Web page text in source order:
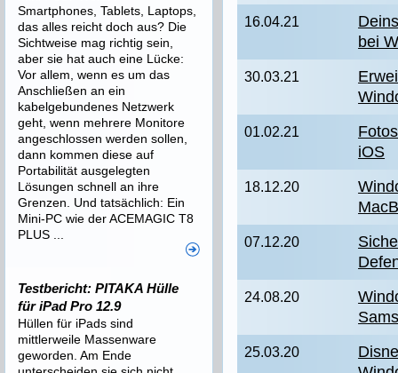
16.04.21
bei
30.03.21
01.02.21
iOS
18.12.20
07.12.20
24.08.20
25.03.20
Smartphones, Tablets, Laptops,
das alles reicht doch aus? Die
Sichtweise mag richtig sein,
aber sie hat auch eine Lücke:
Vor allem, wenn es um das
Anschließen an ein
kabelgebundenes Netzwerk
geht, wenn mehrere Monitore
angeschlossen werden sollen,
dann kommen diese auf
Portabilität ausgelegten
Lösungen schnell an ihre
Grenzen. Und tatsächlich: Ein
Mini-PC wie der ACEMAGIC T8
PLUS ...
Testbericht: PITAKA Hülle
für iPad Pro 12.9
Hüllen für iPads sind
mittlerweile Massenware
geworden. Am Ende